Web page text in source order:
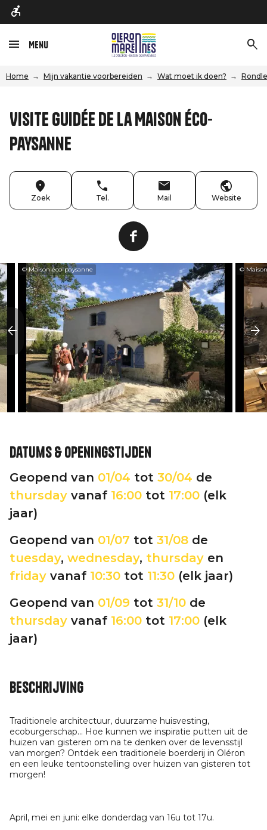
Menu
Home Mijn vakantie voorbereiden Wat moet ik doen?
Visite guidée de la Maison éco-
paysanne
Zoek Tel. Mail Website
© Maison éco-paysanne ©
Datums & openingstijden
Geopend van 01/04 tot 30/04 de
thursday vanaf 16:00 tot 17:00 (elk
jaar)
Geopend van 01/07 tot 31/08 de
tuesday, wednesday, thursday en
friday vanaf 10:30 tot 11:30 (elk jaar)
Geopend van 01/09 tot 31/10 de
thursday vanaf 16:00 tot 17:00 (elk
jaar)
Beschrijving
Traditionele architectuur, duurzame huisvesting,
ecoburgerschap... Hoe kunnen we inspiratie putten uit de
huizen van gisteren om na te denken over de levensstijl
van morgen? Ontdek een traditionele boerderij in Oléron
en een leuke tentoonstelling over huizen van gisteren tot
morgen!
April, mei en juni: elke donderdag van 16u tot 17u.